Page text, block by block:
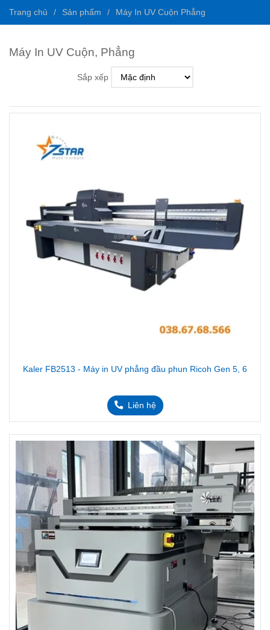
Trang chủ / Sản phẩm / Máy In UV Cuộn Phẳng
Máy In UV Cuộn, Phẳng
Sắp xếp
Kaler FB2513 - Máy in UV phẳng đầu phun Ricoh Gen 5, 6
Liên hệ